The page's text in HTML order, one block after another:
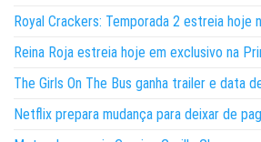
Royal Crackers: Temporada 2 estreia hoje
Reina Roja estreia hoje em exclusivo na
The Girls On The Bus ganha trailer e data
Netflix prepara mudança para deixar de